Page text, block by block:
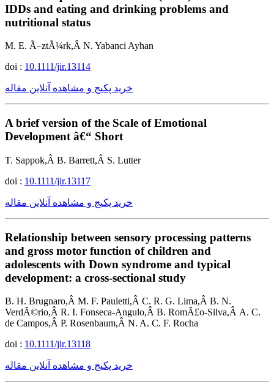
IDDs and eating and drinking problems and
nutritional status
M. E. Ã–ztÃ¼rk,Â N. Yabanci Ayhan
doi : 10.1111/jir.13114
خرید پکیج و مشاهده آنلاین مقاله
A brief version of the Scale of Emotional
Development â€“ Short
T. Sappok,Â B. Barrett,Â S. Lutter
doi : 10.1111/jir.13117
خرید پکیج و مشاهده آنلاین مقاله
Relationship between sensory processing patterns
and gross motor function of children and
adolescents with Down syndrome and typical
development: a cross-sectional study
B. H. Brugnaro,Â M. F. Pauletti,Â C. R. G. Lima,Â B. N.
VerdÃ©rio,Â R. I. Fonseca-Angulo,Â B. RomÃ£o-Silva,Â A. C.
de Campos,Â P. Rosenbaum,Â N. A. C. F. Rocha
doi : 10.1111/jir.13118
خرید پکیج و مشاهده آنلاین مقاله